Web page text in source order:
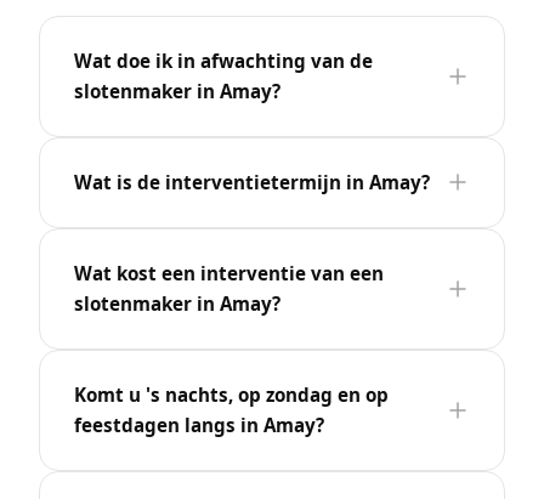
Wat doe ik in afwachting van de
slotenmaker in Amay?
Wat is de interventietermijn in Amay?
Wat kost een interventie van een
slotenmaker in Amay?
Komt u 's nachts, op zondag en op
feestdagen langs in Amay?